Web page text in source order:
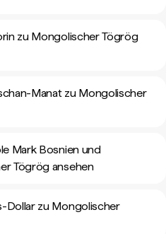
zu Mongolischer Tögrög
Manat zu Mongolischer
Mark Bosnien und
Tögrög ansehen
Dollar zu Mongolischer